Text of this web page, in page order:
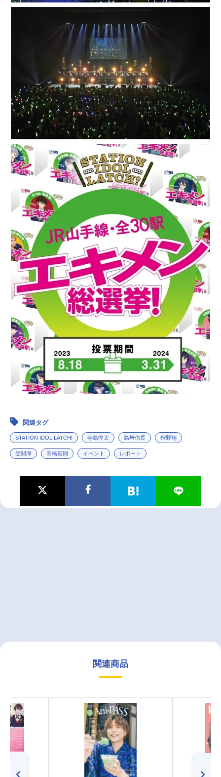
関連タグ
STATION IDOL LATCH! 寺島惇太 島﨑信長 狩野翔
笠間淳 高橋英則 イベント レポート
関連商品